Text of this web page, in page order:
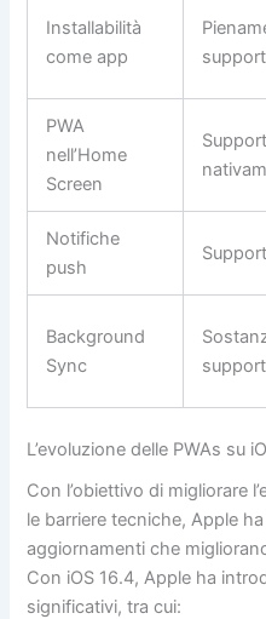
Installabilità
come app
PWA
nell’Home
Screen
Notifiche
push
Background
Sync
L’evoluzione delle PWAs su
Con l’obiettivo di migliorare
le barriere tecniche, Apple
aggiornamenti che
Con iOS 16.4, Apple ha
significativi, tra cui: